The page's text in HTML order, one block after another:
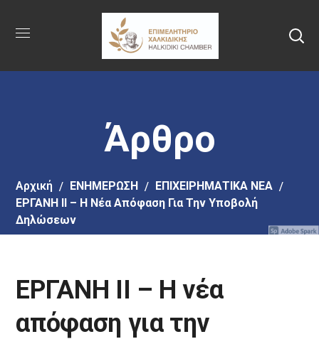
στο
περιεχόμενο
Άρθρο
Αρχική EΝΗΜΕΡΩΣΗ
ΕΠΙΧΕΙΡΗΜΑΤΙΚΑ ΝΕΑ
ΕΡΓΑΝΗ II – Η Νέα Απόφαση Για Την Υποβολή
Δηλώσεων
ΕΡΓΑΝΗ II – Η νέα
απόφαση για την